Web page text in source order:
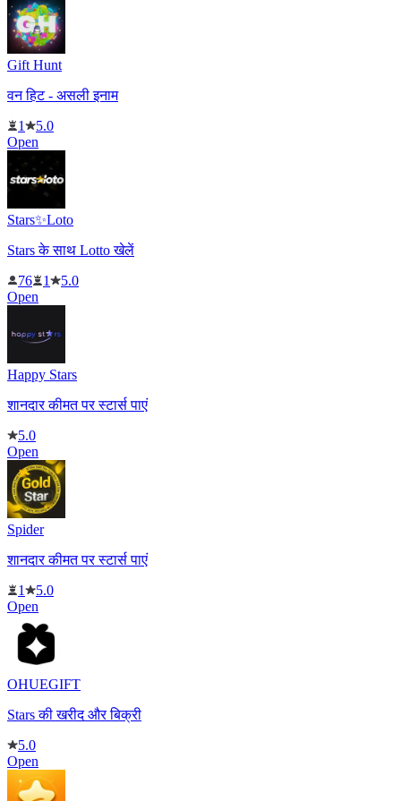
Gift Hunt
वन हिट - असली इनाम
1
5.0
Open
Stars✨Loto
Stars के साथ Lotto खेलें
76
1
5.0
Open
Happy Stars
शानदार कीमत पर स्टार्स पाएं
5.0
Open
Spider
शानदार कीमत पर स्टार्स पाएं
1
5.0
Open
OHUEGIFT
Stars की खरीद और बिक्री
5.0
Open